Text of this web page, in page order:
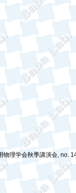
物理学会秋季講演会, no.